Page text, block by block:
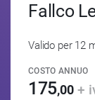
Fallco
Valido per 12
COSTO ANNUO
175,00+